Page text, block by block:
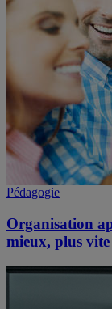
Pédagogie
Organisation
mieux, plus